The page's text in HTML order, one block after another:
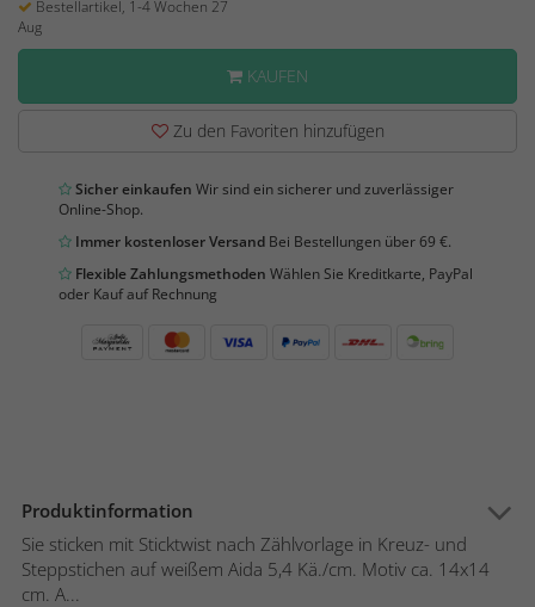
Bestellartikel, 1-4 Wochen 27
Aug
KAUFEN
Zu den Favoriten hinzufügen
Sicher einkaufen Wir sind ein sicherer und zuverlässiger
Online-Shop.
Immer kostenloser Versand Bei Bestellungen über 69 €.
Flexible Zahlungsmethoden Wählen Sie Kreditkarte, PayPal
oder Kauf auf Rechnung
Produktinformation
Sie sticken mit Sticktwist nach Zählvorlage in Kreuz- und
Steppstichen auf weißem Aida 5,4 Kä./cm. Motiv ca. 14x14
cm. A...